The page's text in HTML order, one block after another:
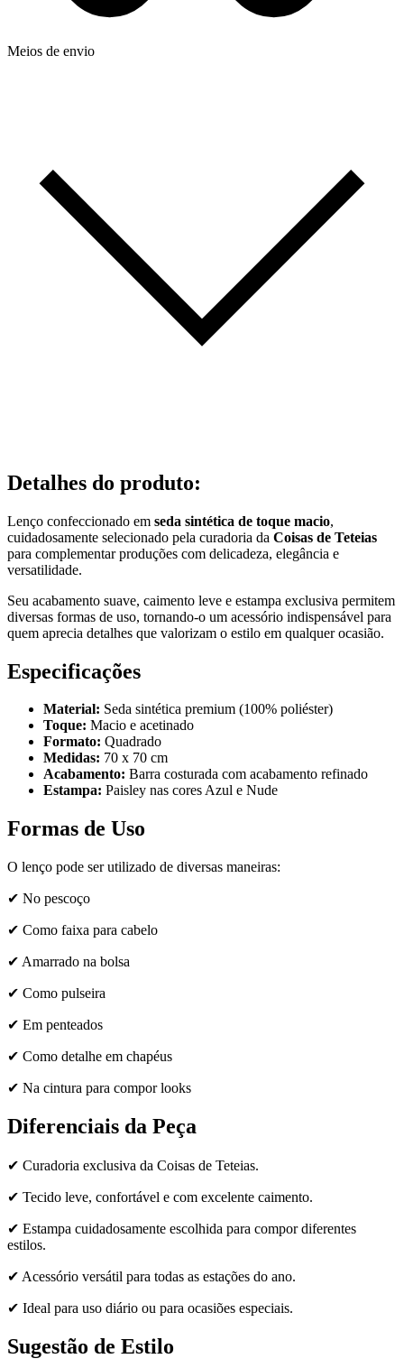
Meios de envio
Detalhes do produto:
Lenço confeccionado em seda sintética de toque macio,
cuidadosamente selecionado pela curadoria da Coisas de Teteias
para complementar produções com delicadeza, elegância e
versatilidade.
Seu acabamento suave, caimento leve e estampa exclusiva permitem
diversas formas de uso, tornando-o um acessório indispensável para
quem aprecia detalhes que valorizam o estilo em qualquer ocasião.
Especificações
Material: Seda sintética premium (100% poliéster)
Toque: Macio e acetinado
Formato: Quadrado
Medidas: 70 x 70 cm
Acabamento: Barra costurada com acabamento refinado
Estampa: Paisley nas cores Azul e Nude
Formas de Uso
O lenço pode ser utilizado de diversas maneiras:
✔ No pescoço
✔ Como faixa para cabelo
✔ Amarrado na bolsa
✔ Como pulseira
✔ Em penteados
✔ Como detalhe em chapéus
✔ Na cintura para compor looks
Diferenciais da Peça
✔ Curadoria exclusiva da Coisas de Teteias.
✔ Tecido leve, confortável e com excelente caimento.
✔ Estampa cuidadosamente escolhida para compor diferentes
estilos.
✔ Acessório versátil para todas as estações do ano.
✔ Ideal para uso diário ou para ocasiões especiais.
Sugestão de Estilo